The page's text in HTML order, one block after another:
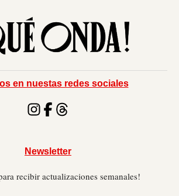
en nuestas redes sociales
Newsletter
recibir actualizaciones semanales!